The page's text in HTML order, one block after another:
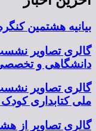
بیانیه هشتمین
گالری تصاویر
دانشگاهی و
گالری تصاویر
ملی کتابداری
گالری تصاویر از